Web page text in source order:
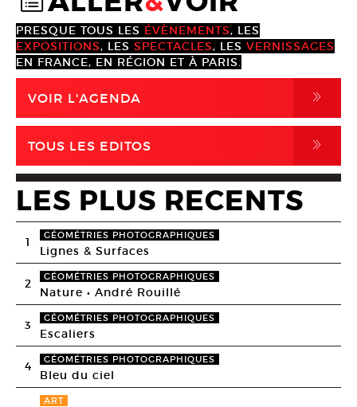
PRESQUE TOUS LES ÉVÈNEMENTS, LES
EXPOSITIONS, LES SPECTACLES, LES VERNISSAGES
EN FRANCE, EN RÉGION ET À PARIS.
VOIR L'AGENDA ,
TOUS LES EDITOS ,
LES PLUS RECENTS
1 GÉOMÉTRIES PHOTOGRAPHIQUES
Lignes & Surfaces
2 GÉOMÉTRIES PHOTOGRAPHIQUES
Nature • André Rouillé
3 GÉOMÉTRIES PHOTOGRAPHIQUES
Escaliers
4 GÉOMÉTRIES PHOTOGRAPHIQUES
Bleu du ciel
ART